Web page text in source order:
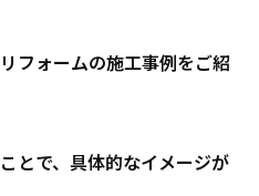
フォームの施工事例をご紹
とで、具体的なイメージが